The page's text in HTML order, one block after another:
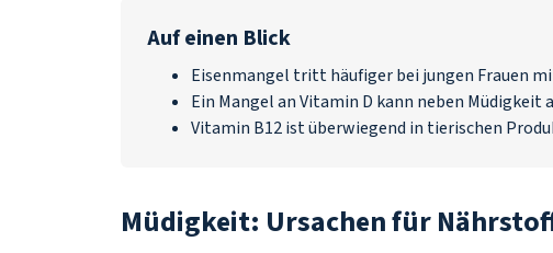
Auf einen Blick
Eisenmangel tritt häufiger bei jungen Frauen
Ein Mangel an Vitamin D kann neben Müdigkeit
Vitamin B12 ist überwiegend in tierischen
Müdigkeit: Ursachen für